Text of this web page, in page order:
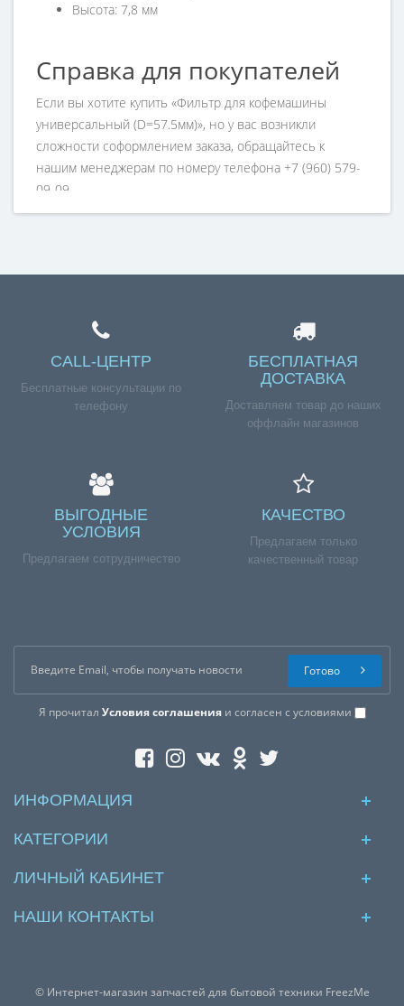
Высота: 7,8 мм
Справка для покупателей
Если вы хотите купить «Фильтр для кофемашины
универсальный (D=57.5мм)», но у вас возникли
сложности соформлением заказа, обращайтесь к
нашим менеджерам по номеру телефона +7 (960) 579-
09-09.
CALL-ЦЕНТР
Бесплатные консультации по
телефону
БЕСПЛАТНАЯ
ДОСТАВКА
Доставляем товар до наших
оффлайн магазинов
ВЫГОДНЫЕ
УСЛОВИЯ
Предлагаем сотрудничество
КАЧЕСТВО
Предлагаем только
качественный товар
Я прочитал Условия соглашенияи согласен с условиями
Готово
ИНФОРМАЦИЯ
КАТЕГОРИИ
ЛИЧНЫЙ КАБИНЕТ
НАШИ КОНТАКТЫ
© Интернет-магазин запчастей для бытовой техники FreezMe